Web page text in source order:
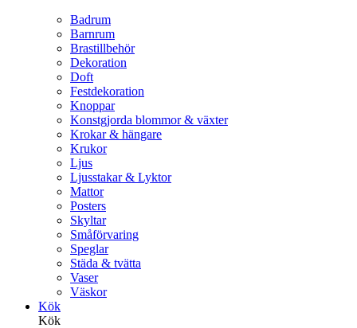
Badrum
Barnrum
Brastillbehör
Dekoration
Doft
Festdekoration
Knoppar
Konstgjorda blommor & växter
Krokar & hängare
Krukor
Ljus
Ljusstakar & Lyktor
Mattor
Posters
Skyltar
Småförvaring
Speglar
Städa & tvätta
Vaser
Väskor
Kök
Kök